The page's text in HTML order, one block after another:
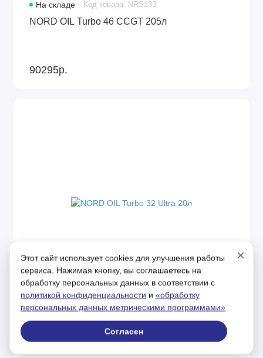
На складе Код товара: NRS133
NORD OIL Turbo 46 CCGT 205л
90295р.
На складе Код товара: NRS134
NORD OIL Turbo 32 Ultra 20л
×
Этот сайт использует cookies для улучшения работы
сервиса. Нажимая кнопку, вы соглашаетесь на
обработку персональных данных в соответствии с
политикой конфиденциальности и «обработку
персональных данных метрическими программами»
Согласен